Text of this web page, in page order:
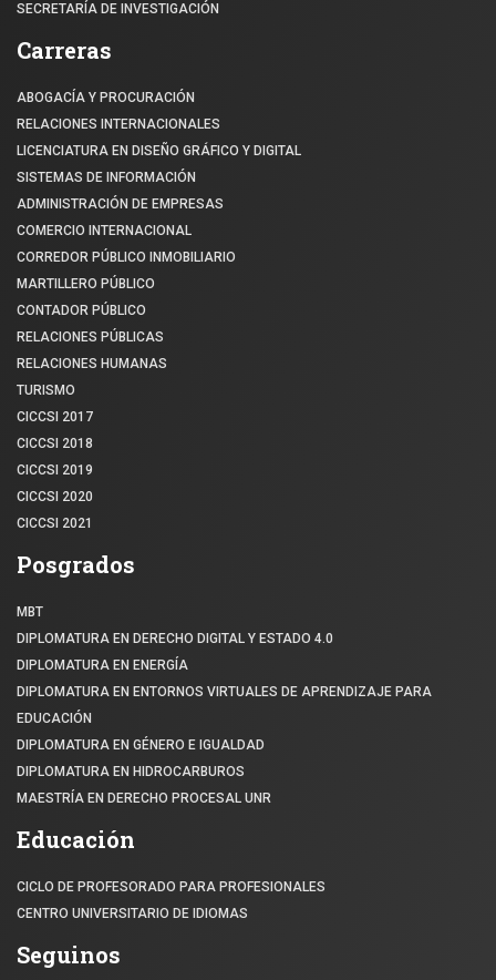
SECRETARÍA DE INVESTIGACIÓN
Carreras
ABOGACÍA Y PROCURACIÓN
RELACIONES INTERNACIONALES
LICENCIATURA EN DISEÑO GRÁFICO Y DIGITAL
SISTEMAS DE INFORMACIÓN
ADMINISTRACIÓN DE EMPRESAS
COMERCIO INTERNACIONAL
CORREDOR PÚBLICO INMOBILIARIO
MARTILLERO PÚBLICO
CONTADOR PÚBLICO
RELACIONES PÚBLICAS
RELACIONES HUMANAS
TURISMO
CICCSI 2017
CICCSI 2018
CICCSI 2019
CICCSI 2020
CICCSI 2021
Posgrados
MBT
DIPLOMATURA EN DERECHO DIGITAL Y ESTADO 4.0
DIPLOMATURA EN ENERGÍA
DIPLOMATURA EN ENTORNOS VIRTUALES DE APRENDIZAJE PARA
EDUCACIÓN
DIPLOMATURA EN GÉNERO E IGUALDAD
DIPLOMATURA EN HIDROCARBUROS
MAESTRÍA EN DERECHO PROCESAL UNR
Educación
CICLO DE PROFESORADO PARA PROFESIONALES
CENTRO UNIVERSITARIO DE IDIOMAS
Seguinos